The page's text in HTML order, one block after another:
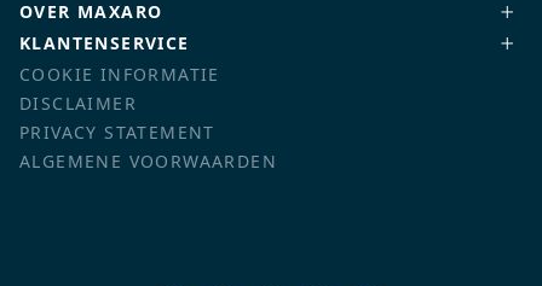
OVER MAXARO
KLANTENSERVICE
COOKIE INFORMATIE
DISCLAIMER
PRIVACY STATEMENT
ALGEMENE VOORWAARDEN